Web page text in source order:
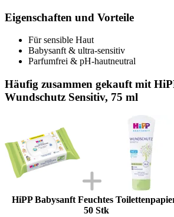
Eigenschaften und Vorteile
Für sensible Haut
Babysanft & ultra-sensitiv
Parfumfrei & pH-hautneutral
Häufig zusammen gekauft mit
Wundschutz Sensitiv, 75 ml
HiPP Babysanft Feuchtes
50 Stk